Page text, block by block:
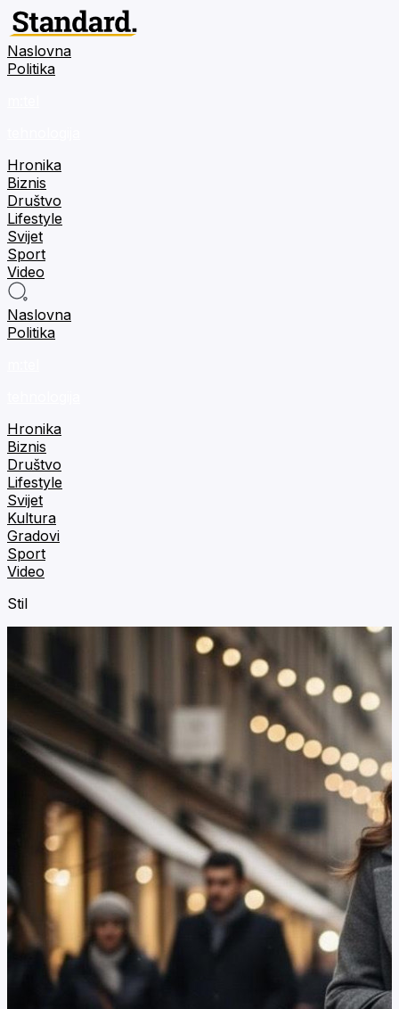
Naslovna
Politika
Hronika
Biznis
Društvo
Lifestyle
Svijet
Sport
Video
Naslovna
Politika
Hronika
Biznis
Društvo
Lifestyle
Svijet
Kultura
Gradovi
Sport
Video
Stil